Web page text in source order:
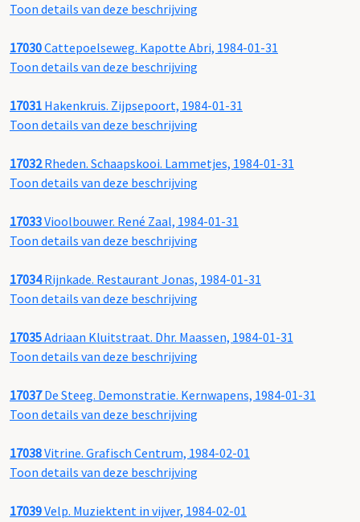
Toon details van deze beschrijving
17030Cattepoelseweg. Kapotte Abri, 1984-01-31
Toon details van deze beschrijving
17031 Hakenkruis. Zijpsepoort, 1984-01-31
Toon details van deze beschrijving
17032Rheden. Schaapskooi. Lammetjes, 1984-01-31
Toon details van deze beschrijving
17033Vioolbouwer. René Zaal, 1984-01-31
Toon details van deze beschrijving
17034Rijnkade. Restaurant Jonas, 1984-01-31
Toon details van deze beschrijving
17035Adriaan Kluitstraat. Dhr. Maassen, 1984-01-31
Toon details van deze beschrijving
17037De Steeg. Demonstratie. Kernwapens, 1984-01-31
Toon details van deze beschrijving
17038Vitrine. Grafisch Centrum, 1984-02-01
Toon details van deze beschrijving
17039Velp. Muziektent in vijver, 1984-02-01